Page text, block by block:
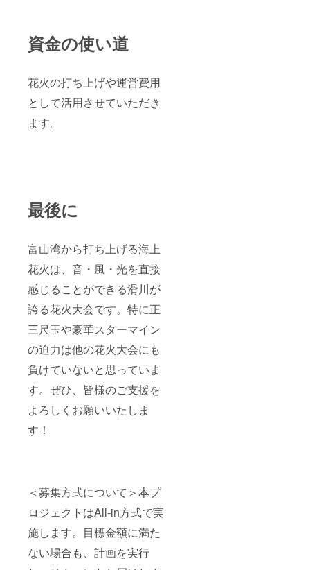
資金の使い道
花火の打ち上げや運営費用
として活用させていただき
ます。
最後に
富山湾から打ち上げる海上
花火は、音・風・光を直接
感じることができる滑川が
誇る花火大会です。特に正
三尺玉や豪華スターマイン
の迫力は他の花火大会にも
負けていないと思っていま
す。ぜひ、皆様のご支援を
よろしくお願いいたしま
す！
＜募集方式について＞本プ
ロジェクトはAll-in方式で実
施します。目標金額に満た
ない場合も、計画を実行